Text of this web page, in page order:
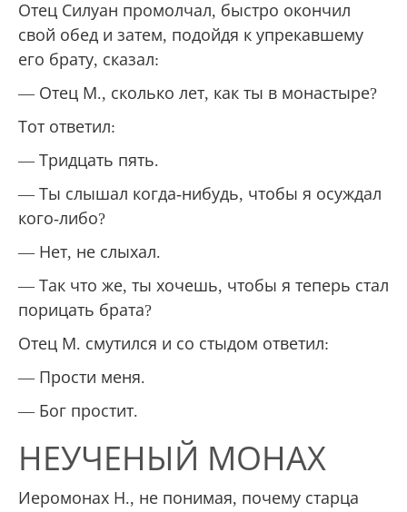
Отец Силуан промолчал, быстро окончил
свой обед и затем, подойдя к упрекавшему
его брату, сказал:
— Отец М., сколько лет, как ты в монастыре?
Тот ответил:
— Тридцать пять.
— Ты слышал когда-нибудь, чтобы я осуждал
кого-либо?
— Нет, не слыхал.
— Так что же, ты хочешь, чтобы я теперь стал
порицать брата?
Отец М. смутился и со стыдом ответил:
— Прости меня.
— Бог простит.
НЕУЧЕНЫЙ МОНАХ
Иеромонах Н., не понимая, почему старца